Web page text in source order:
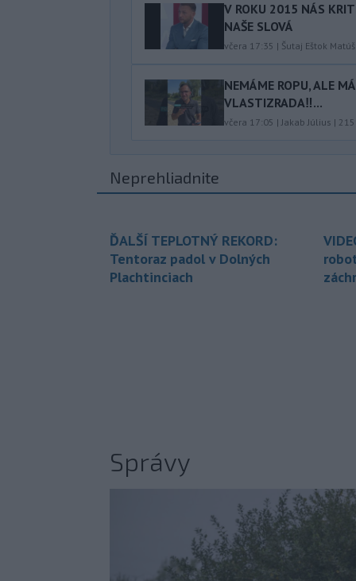
V ROKU 2015 NÁS
NAŠE SLOVÁ
včera 17:35 | Šutaj Eštok Matúš
NEMÁME ROPU, ALE
VLASTIZRADA‼️...
včera 17:05 |Jakab Július |
Neprehliadnite
ĎALŠÍ TEPLOTNÝ REKORD:
Tentoraz padol v Dolných
Plachtinciach
Správy